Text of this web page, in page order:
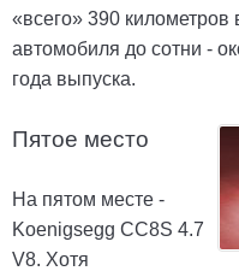
«всего» 390 километров
автомобиля до сотни -
года выпуска.
Пятое место
На пятом месте -
Koenigsegg CC8S 4.7
V8. Хотя